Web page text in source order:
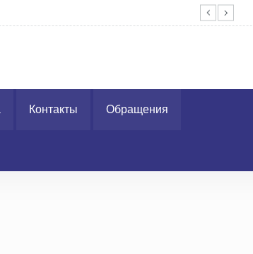
поступило в милицию за минувшие сутки
Контакты Обращения